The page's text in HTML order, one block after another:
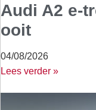
Audi A2 e-
ooit
04/08/2026
Lees verder »